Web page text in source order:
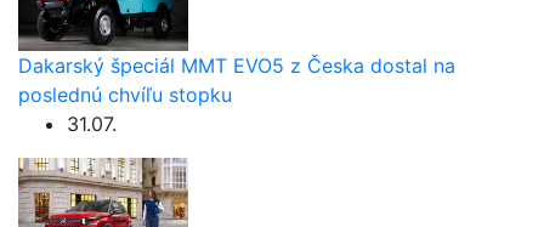
Dakarský špeciál MMT EVO5 z Česka dostal na
poslednú chvíľu stopku
31.07.